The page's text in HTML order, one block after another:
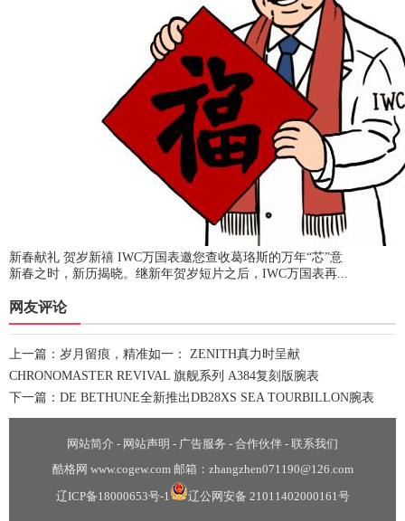
新春献礼 贺岁新禧 IWC万国表邀您查收葛珞斯的万年“芯”意
新春之时，新历揭晓。继新年贺岁短片之后，IWC万国表再...
网友评论
上一篇： 岁月留痕，精准如一： ZENITH真力时呈献
CHRONOMASTER REVIVAL 旗舰系列 A384复刻版腕表
下一篇： DE BETHUNE全新推出DB28XS SEA TOURBILLON腕表
网站简介 - 网站声明 - 广告服务 - 合作伙伴 - 联系我们
酷格网 www.cogew.com 邮箱：zhangzhen071190@126.com
辽ICP备18000653号-1
辽公网安备 21011402000161号